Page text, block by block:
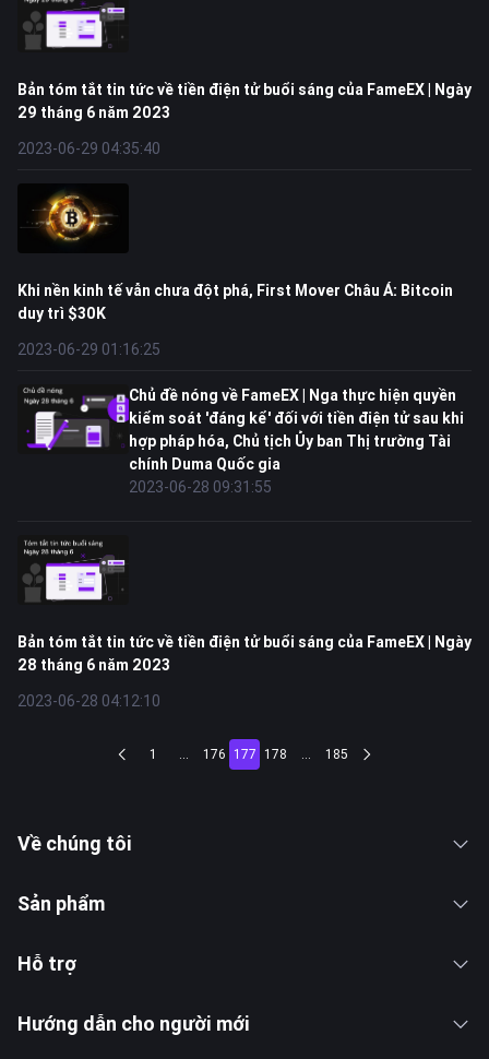
Bản tóm tắt tin tức về tiền điện tử buổi sáng của FameEX | Ngày
29 tháng 6 năm 2023
2023-06-29 04:35:40
Khi nền kinh tế vẫn chưa đột phá, First Mover Châu Á: Bitcoin
duy trì $30K
2023-06-29 01:16:25
Chủ đề nóng về FameEX | Nga thực hiện quyền
kiểm soát 'đáng kể' đối với tiền điện tử sau khi
hợp pháp hóa, Chủ tịch Ủy ban Thị trường Tài
chính Duma Quốc gia
2023-06-28 09:31:55
Bản tóm tắt tin tức về tiền điện tử buổi sáng của FameEX | Ngày
28 tháng 6 năm 2023
2023-06-28 04:12:10
1 ... 176 177 178 ... 185
Về chúng tôi
Sản phẩm
Hỗ trợ
Hướng dẫn cho người mới